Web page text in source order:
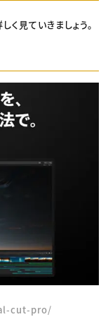
く見ていきましょう。
cut-pro/